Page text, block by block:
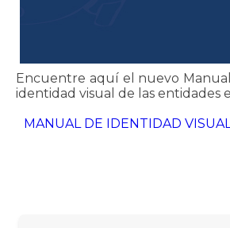
Encuentre aquí el nuevo
identidad visual de las entidades
MANUAL DE IDENTIDAD